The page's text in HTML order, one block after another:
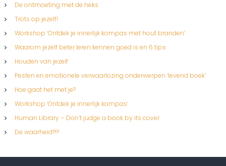
De ontmoeting met de heks
Trots op jezelf!
Workshop ‘Ontdek je innerlijk kompas met hout branden’
Waarom jezelf beter leren kennen goed is en 6 tips
Houden van jezelf
Pesten en emotionele verwaarlozing onderwerpen ‘levend boek’
Hoe gaat het met je?
Workshop ‘Ontdek je innerlijk kompas’
Human Library – Don’t judge a book by its cover
De waarheid?!?